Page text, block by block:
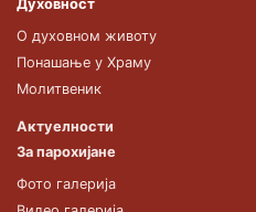
Духовност
О духовном животу
Понашање у Храму
Молитвеник
Актуелности
За парохијане
Фото галерија